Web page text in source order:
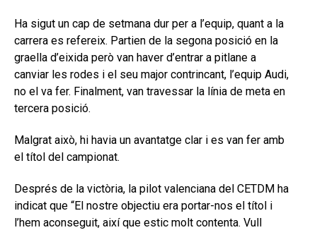
Ha sigut un cap de setmana dur per a l’equip, quant a la
carrera es refereix. Partien de la segona posició en la
graella d’eixida però van haver d’entrar a pitlane a
canviar les rodes i el seu major contrincant, l’equip Audi,
no el va fer. Finalment, van travessar la línia de meta en
tercera posició.
Malgrat això, hi havia un avantatge clar i es van fer amb
el títol del campionat.
Després de la victòria, la pilot valenciana del CETDM ha
indicat que “El nostre objectiu era portar-nos el títol i
l’hem aconseguit, així que estic molt contenta. Vull